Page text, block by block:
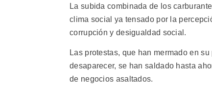
La subida combinada de los
clima social ya tensado por la
corrupción y desigualdad social.
Las protestas, que han mermado en
desaparecer, se han saldado hasta
de negocios asaltados.